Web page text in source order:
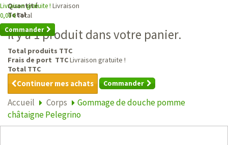
Livraison gratuite ! Livraison
0,00 €Total
Commander
Quantité
Total
Il y a 1 produit dans votre panier.
Total produits TTC
Frais de port TTCLivraison gratuite !
Total TTC
Continuer mes achats Commander
Accueil Corps
Gommage de douche pomme
châtaigne Pelegrino